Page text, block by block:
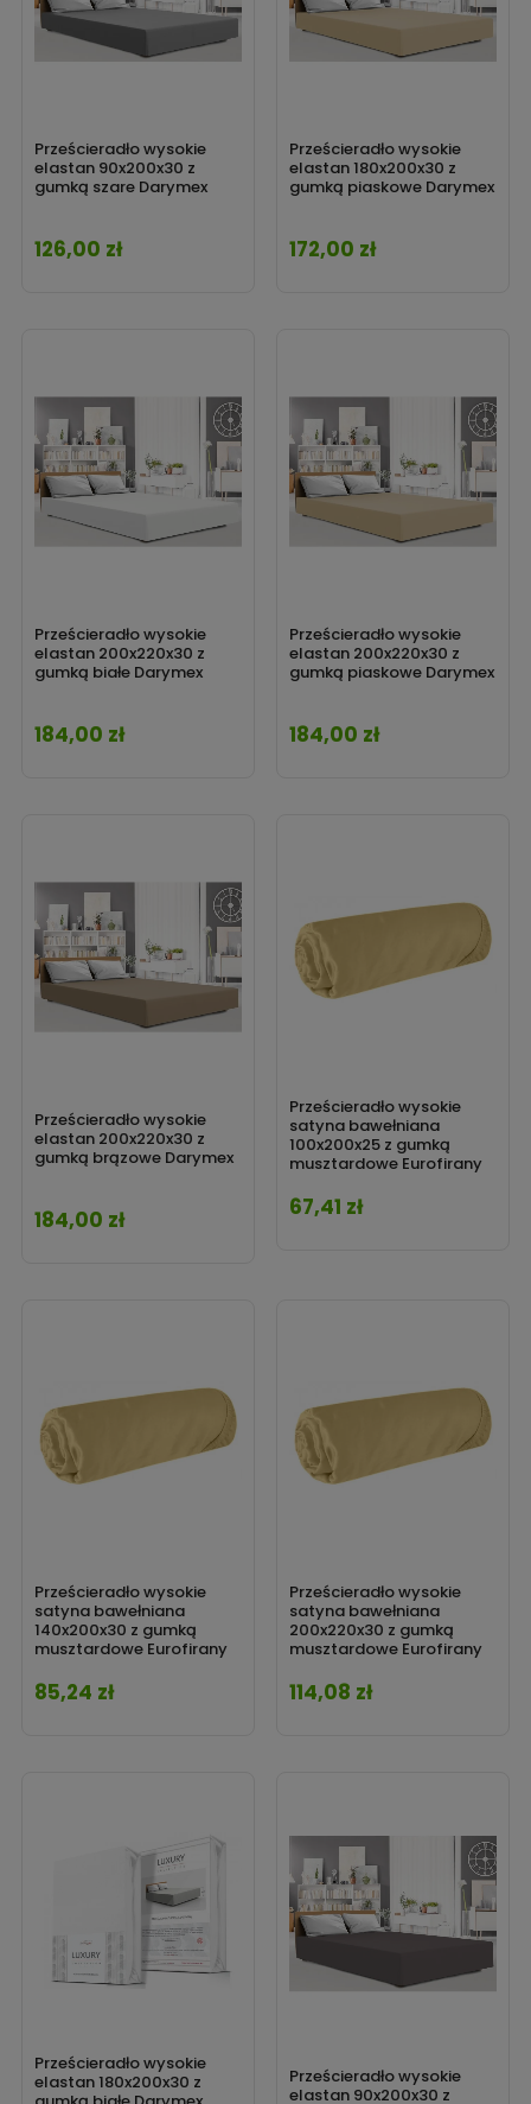
Prześcieradło wysokie
elastan 90x200x30 z
gumką szare Darymex
Cena
126,00 zł
Prześcieradło wysokie
elastan 180x200x30 z
gumką piaskowe Darymex
Cena
172,00 zł
Prześcieradło wysokie
elastan 200x220x30 z
gumką białe Darymex
Cena
184,00 zł
Prześcieradło wysokie
elastan 200x220x30 z
gumką piaskowe Darymex
Cena
184,00 zł
Prześcieradło wysokie
elastan 200x220x30 z
gumką brązowe Darymex
Cena
184,00 zł
Prześcieradło wysokie
satyna bawełniana
100x200x25 z gumką
musztardowe Eurofirany
Cena
67,41 zł
Prześcieradło wysokie
satyna bawełniana
140x200x30 z gumką
musztardowe Eurofirany
Cena
85,24 zł
Prześcieradło wysokie
satyna bawełniana
200x220x30 z gumką
musztardowe Eurofirany
Cena
114,08 zł
Prześcieradło wysokie
elastan 180x200x30 z
Prześcieradło wysokie
elastan 90x200x30 z